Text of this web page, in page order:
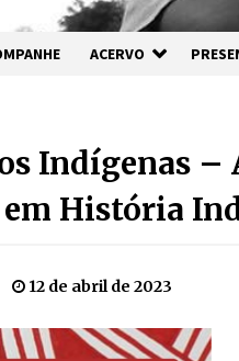
ACERVO
Indígenas –
em História
12 de abril de 2023